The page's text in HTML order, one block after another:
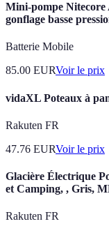
Mini-pompe Nitecore
gonflage basse
Batterie Mobile
85.00 EURVoir le prix
vidaXL Poteaux à
Rakuten FR
47.76 EURVoir le prix
Glacière Électrique
et Camping, , Gris,
Rakuten FR